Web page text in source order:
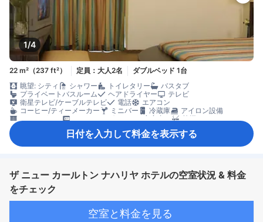
1/4
22 m²（237 ft²） 定員：大人2名
ダブルベッド 1台
眺望: シティ
シャワー トイレタリー
バスタブ
プライベートバスルーム
ヘアドライヤー
テレビ
衛星テレビ/ケーブルテレビ
電話
エアコン
コーヒー/ティーメーカー
ミニバー 冷蔵庫
アイロン設備
セーフティボックス（客室内） 禁煙
日付を入力して料金を表示する
ザ ニュー カールトン ナハリヤ ホテルの空室状況 & 料金
をチェック
空室と料金を見る